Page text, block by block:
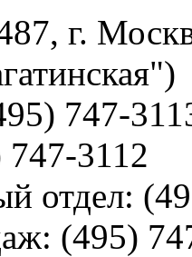
г.
747-
747-3112
отдел:
(495)